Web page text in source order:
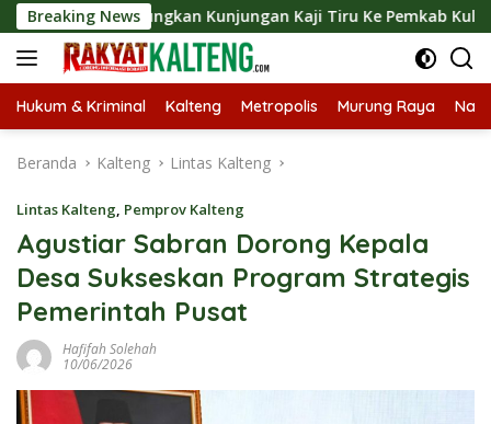
Langsung
ke
konten
Breaking NewsKunjungan Kaji Tiru Ke Pemkab Kulon Progo
Hukum & Kriminal Kalteng Metropolis Murung Raya
Beranda Kalteng Lintas Kalteng
Lintas Kalteng, Pemprov Kalteng
Agustiar Sabran Dorong Kepala
Desa Sukseskan Program Strategis
Pemerintah Pusat
Hafifah Solehah
10/06/2026